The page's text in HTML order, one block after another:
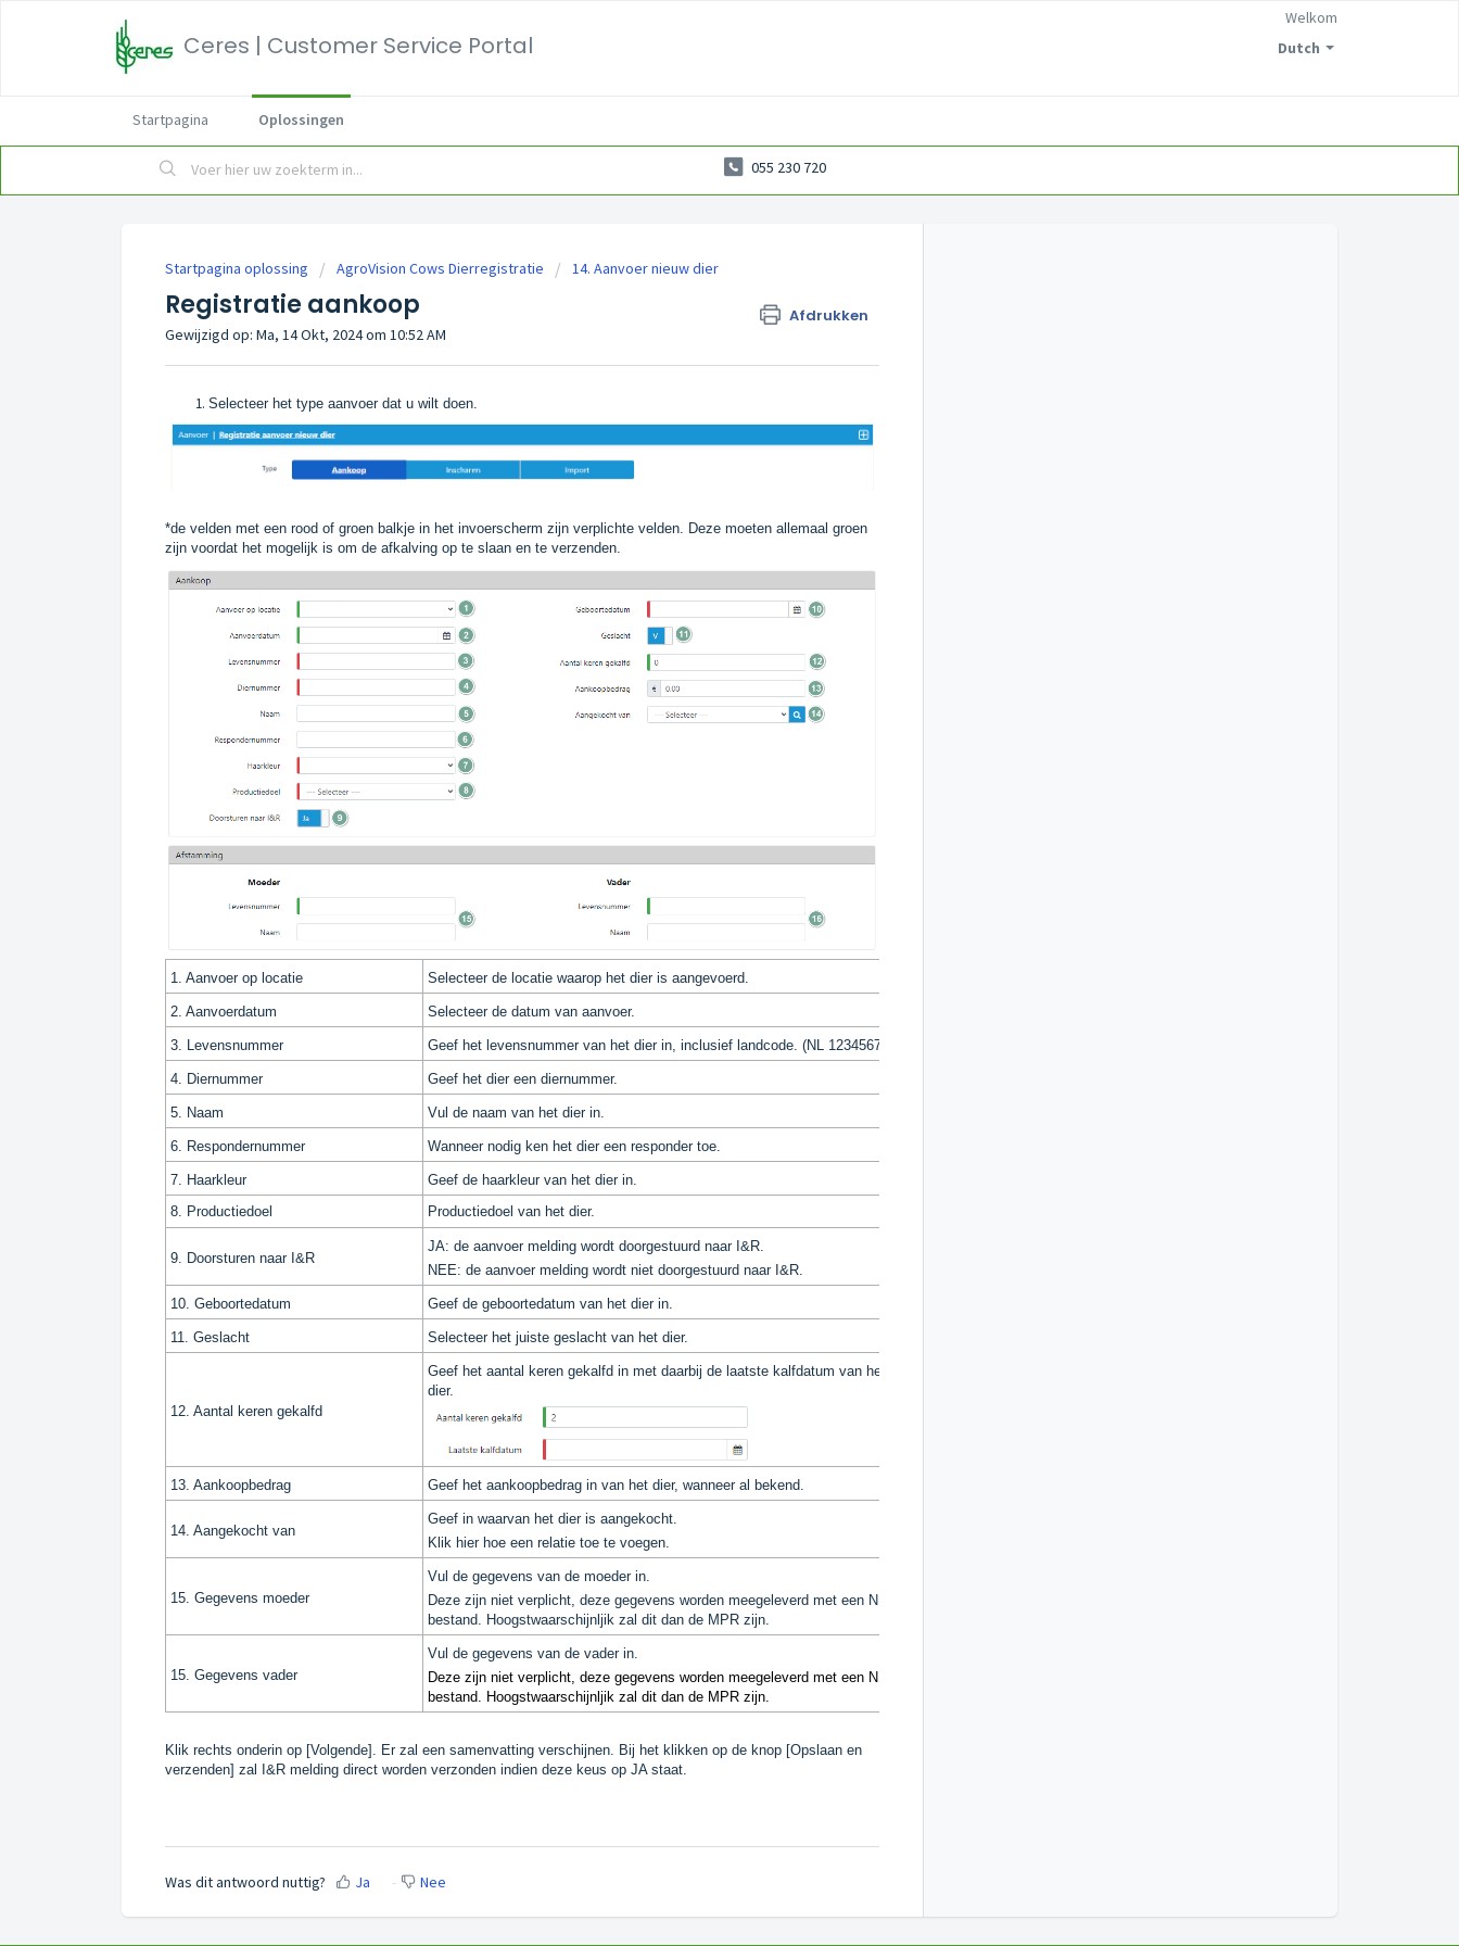
Ceres | Customer Service Portal Dutch
Welkom
Startpagina Oplossingen
055 230 720
Startpagina oplossing AgroVision Cows Dierregistratie 14. Aanvoer nieuw dier
Registratie aankoop Afdrukken
Gewijzigd op: Ma, 14 Okt, 2024 om 10:52 AM
Selecteer het type aanvoer dat u wilt doen.
*de velden met een rood of groen balkje in het invoerscherm zijn verplichte velden. Deze moeten allemaal groen
zijn voordat het mogelijk is om de afkalving op te slaan en te verzenden.
1. Aanvoer op locatie Selecteer de locatie waarop het dier is aangevoerd.
2. Aanvoerdatum Selecteer de datum van aanvoer.
3. Levensnummer Geef het levensnummer van het dier in, inclusief landcode. (NL 123456789)
4. Diernummer Geef het dier een diernummer.
5. Naam Vul de naam van het dier in.
6. Respondernummer Wanneer nodig ken het dier een responder toe.
7. Haarkleur
Geef de haarkleur van het dier in.
8. Productiedoel
Productiedoel van het dier.
9. Doorsturen naar I&R
JA: de aanvoer melding wordt doorgestuurd naar I&R.
NEE: de aanvoer melding wordt niet doorgestuurd naar I&R.
10. Geboortedatum Geef de geboortedatum van het dier in.
11. Geslacht Selecteer het juiste geslacht van het dier.
12. Aantal keren gekalfd
Geef het aantal keren gekalfd in met daarbij de laatste kalfdatum van het
dier.
13. Aankoopbedrag Geef het aankoopbedrag in van het dier, wanneer al bekend.
14. Aangekocht van
Geef in waarvan het dier is aangekocht.
Klik hierhoe een relatie toe te voegen.
15. Gegevens moeder
Vul de gegevens van de moeder in.
Deze zijn niet verplicht, deze gegevens worden meegeleverd met een NRS-
bestand. Hoogstwaarschijnljik zal dit dan de MPR zijn.
15. Gegevens vader
Vul de gegevens van de vader in.
Deze zijn niet verplicht, deze gegevens worden meegeleverd met een NRS-
bestand. Hoogstwaarschijnljik zal dit dan de MPR zijn.
Klik rechts onderin op [Volgende]. Er zal een samenvatting verschijnen. Bij het klikken op de knop [Opslaan en
verzenden] zal I&R melding direct worden verzonden indien deze keus op JA staat.
Was dit antwoord nuttig? Ja Nee